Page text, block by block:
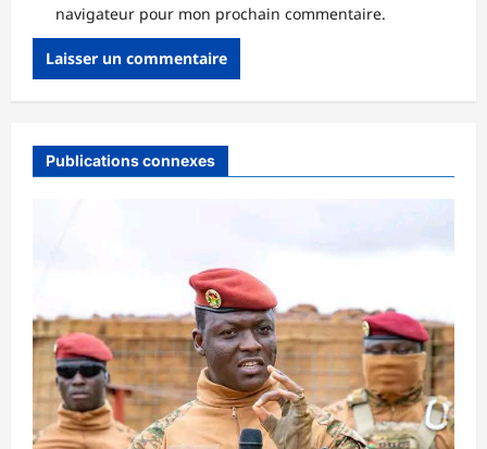
navigateur pour mon prochain commentaire.
Publications connexes